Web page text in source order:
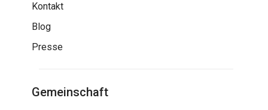
Kontakt
Blog
Presse
Gemeinschaft